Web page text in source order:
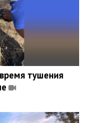
тушения